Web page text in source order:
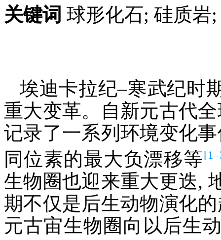
关键词 球形化石; 硅质岩
埃迪卡拉纪–寒武纪时
重大变革。自新元古代
记录了一系列环境变化
同位素的最大负漂移等
生物圈也迎来重大更迭,
期不仅是后生动物演化
元古宙生物圈向以后生